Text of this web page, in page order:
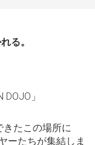
る。
」
たこの場所に
ーたちが集結しま